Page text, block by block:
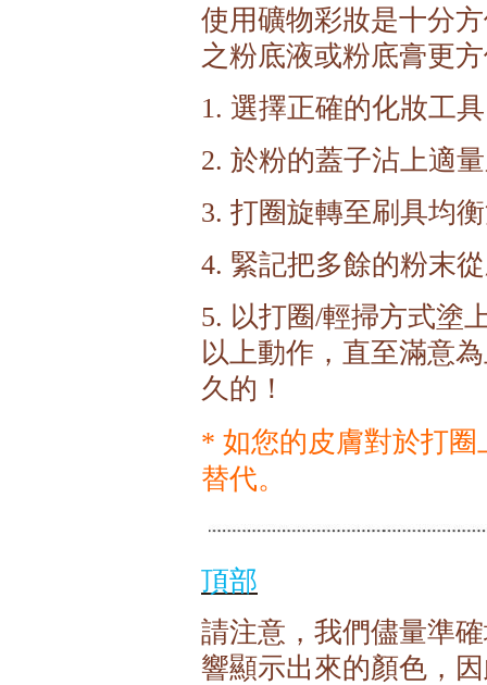
使用礦物彩妝是十分
之粉底液或粉底膏更
1. 選擇正確的化妝工
2. 於粉的蓋子沾上適
3. 打圈旋轉至刷具均
4. 緊記把多餘的粉末
5. 以打圈/輕掃方式塗
以上動作，直至滿意
久的！
* 如您的皮膚對於打
替代。
頂部
請注意，我們儘量準
響顯示出來的顏色，